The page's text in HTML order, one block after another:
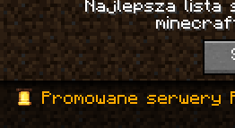
Najlepsza lista
Promowane serwery